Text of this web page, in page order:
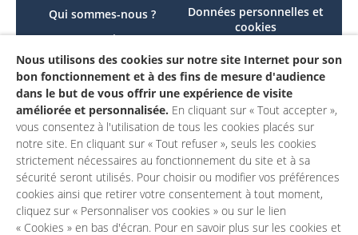
Qui sommes-nous ?
Le projet
Contactez-nous
Mon compte
Données personnelles et
cookies
conforme
Mentions légales
Nous utilisons des cookies sur notre site Internet pour son
bon fonctionnement et à des fins de mesure d'audience
dans le but de vous offrir une expérience de visite
améliorée et personnalisée. En cliquant sur « Tout accepter »,
vous consentez à l'utilisation de tous les cookies placés sur
notre site. En cliquant sur « Tout refuser », seuls les cookies
strictement nécessaires au fonctionnement du site et à sa
sécurité seront utilisés. Pour choisir ou modifier vos préférences
cookies ainsi que retirer votre consentement à tout moment,
cliquez sur « Personnaliser vos cookies » ou sur le lien
« Cookies » en bas d'écran. Pour en savoir plus sur les cookies et